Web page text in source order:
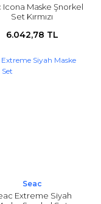
Icona Maske Şnorkel
Set Kırmızı
6.042,78 TL
Seac
Extreme Siyah